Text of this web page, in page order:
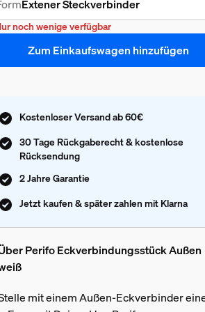
Extener Steckverbinder
noch wenige verfügbar
Zum Einkaufswagen hinzufügen
Kostenloser Versand ab 60€
30 Tage Rückgaberecht & kostenlose
Rücksendung
2 Jahre Garantie
Jetzt kaufen & später zahlen mit Klarna
Perifo Eckverbindungsstück Außen
mit einem Außen-Eckverbinder